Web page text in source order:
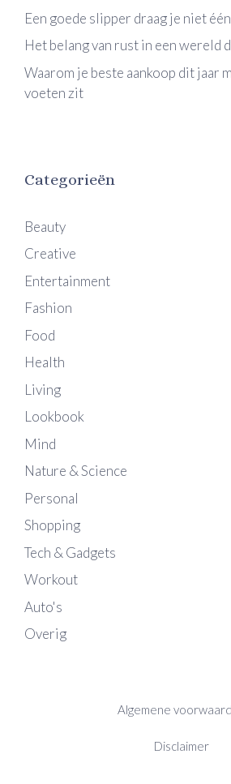
Een goede slipper draag je niet
Het belang van rust in een wereld
Waarom je beste aankoop dit jaar
voeten zit
Categorieën
Beauty
Creative
Entertainment
Fashion
Food
Health
Living
Lookbook
Mind
Nature & Science
Personal
Shopping
Tech & Gadgets
Workout
Auto's
Overig
Algemene
Disclaimer